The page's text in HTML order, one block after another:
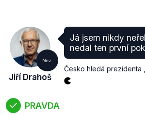
Nez.
Jiří Drahoš
Já jsem nikdy
nedal ten první
Česko hledá prezidenta
PRAVDA